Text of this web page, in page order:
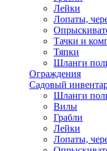
Лейки
Лопаты,
Тачки и
Тяпки
Шланги
Ограждения
Садовый
Шланги
Вилы
Грабли
Лейки
Лопаты,